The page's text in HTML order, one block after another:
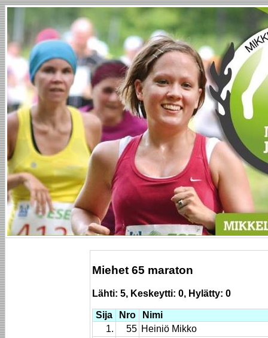
Miehet 65 maraton
Lähti: 5, Keskeytti: 0, Hylätty: 0
Sija Nro
Nimi
1.
55 Heiniö Mikko